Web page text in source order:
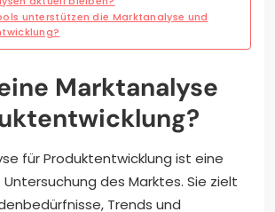
unterstützen die Marktanalyse und
Marktanalyse
für Produktentwicklung ist eine
des Marktes. Sie zielt
Trends und